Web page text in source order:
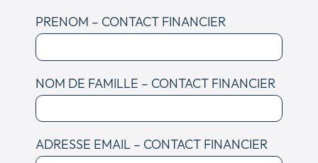
PRENOM – CONTACT FINANCIER
NOM DE FAMILLE – CONTACT FINANCIER
ADRESSE EMAIL – CONTACT FINANCIER